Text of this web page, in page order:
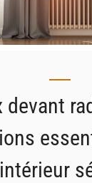
devant